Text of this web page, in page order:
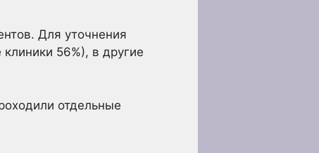
Для уточнения
56%), в другие
отдельные